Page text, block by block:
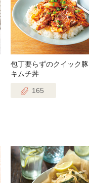
包丁要らずのクイック豚
キムチ丼
165